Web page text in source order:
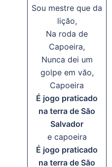
Sou mestre que da
liçăo,
Na roda de
Capoeira,
Nunca dei um
golpe em văo,
Capoeira
É jogo praticado
na terra de Săo
Salvador
e capoeira
É jogo praticado
na terra de Săo